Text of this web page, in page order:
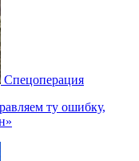
Спецоперация
ту ошибку,